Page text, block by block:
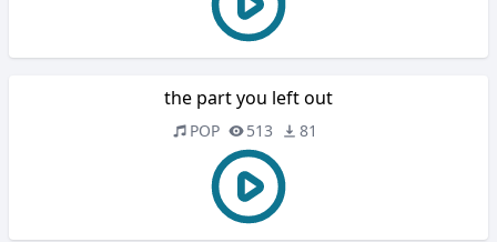
the part you left out
POP 513 81